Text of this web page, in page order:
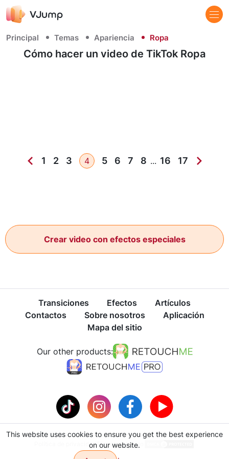
Principal Temas Apariencia Ropa
Cómo hacer un video de TikTok Ropa
1 2 3 4 5 6 7 8 ... 16 17
Crear video con efectos especiales
Transiciones Efectos
Artículos
Contactos
Sobre nosotros
Aplicación
Mapa del sitio
Política de privacidadTérminos de Uso
Our other products:
This website uses cookies to ensure you get the best experience
on our website.